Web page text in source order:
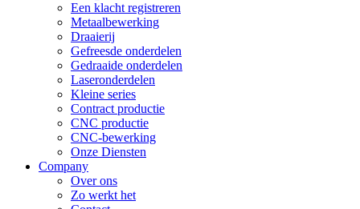
Een klacht registreren
Metaalbewerking
Draaierij
Gefreesde onderdelen
Gedraaide onderdelen
Laseronderdelen
Kleine series
Contract productie
CNC productie
CNC-bewerking
Onze Diensten
Company
Over ons
Zo werkt het